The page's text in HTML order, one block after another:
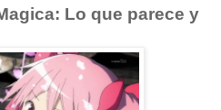
Lo que parece y